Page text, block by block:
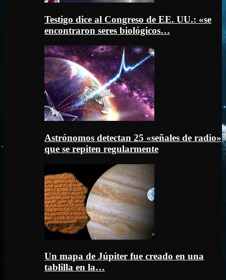
Testigo dice al Congreso de EE. UU.: «se
encontraron seres biológicos…
Astrónomos detectan 25 «señales de radio»
que se repiten regularmente
Un mapa de Júpiter fue creado en una
tablilla en la…